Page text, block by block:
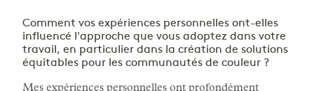
Comment vos expériences personnelles ont-elles
influencé l'approche que vous adoptez dans votre
travail, en particulier dans la création de solutions
équitables pour les communautés de couleur ?